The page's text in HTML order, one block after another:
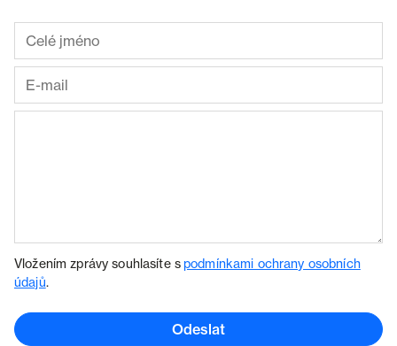
Vložením zprávy souhlasíte spodmínkami ochrany osobních
údajů.
Odeslat